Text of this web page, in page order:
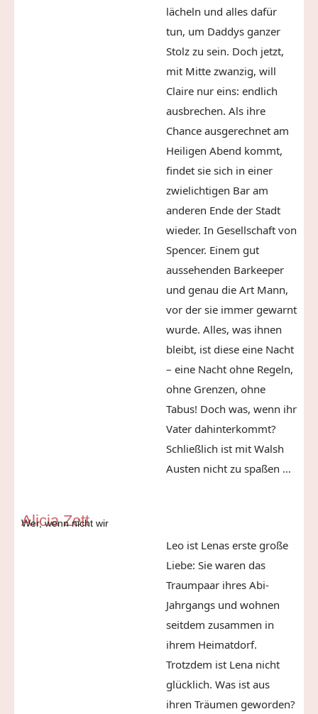
lächeln und alles dafür
tun, um Daddys ganzer
Stolz zu sein. Doch jetzt,
mit Mitte zwanzig, will
Claire nur eins: endlich
ausbrechen. Als ihre
Chance ausgerechnet am
Heiligen Abend kommt,
findet sie sich in einer
zwielichtigen Bar am
anderen Ende der Stadt
wieder. In Gesellschaft von
Spencer. Einem gut
aussehenden Barkeeper
und genau die Art Mann,
vor der sie immer gewarnt
wurde. Alles, was ihnen
bleibt, ist diese eine Nacht
– eine Nacht ohne Regeln,
ohne Grenzen, ohne
Tabus! Doch was, wenn ihr
Vater dahinterkommt?
Schließlich ist mit Walsh
Austen nicht zu spaßen …
Alicia Zett
Wer, wenn nicht wir
Leo ist Lenas erste große
Liebe: Sie waren das
Traumpaar ihres Abi-
Jahrgangs und wohnen
seitdem zusammen in
ihrem Heimatdorf.
Trotzdem ist Lena nicht
glücklich. Was ist aus
ihren Träumen geworden?